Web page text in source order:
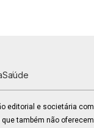
Saúde
e societária com
também não